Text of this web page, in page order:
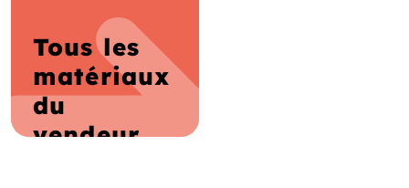
Tous les
matériaux
du
vendeur